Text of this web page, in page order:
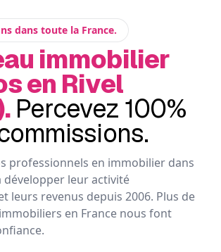
dans toute la France.
immobilier
en Rivel
Percevez 100%
professionnels en immobilier dans
leur activité
leurs revenus depuis 2006. Plus de
en France nous font